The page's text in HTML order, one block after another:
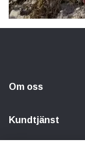
Om oss
Kundtjänst